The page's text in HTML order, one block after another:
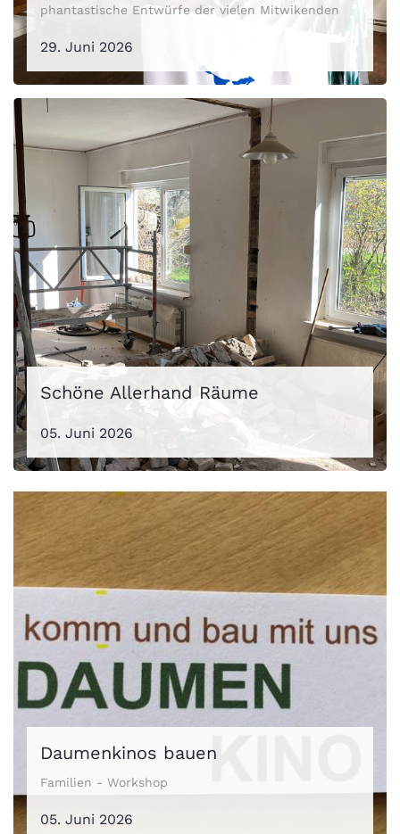
phantastische Entwürfe der vielen Mitwikenden
29. Juni 2026
Schöne Allerhand Räume
05. Juni 2026
Daumenkinos bauen
Familien - Workshop
05. Juni 2026